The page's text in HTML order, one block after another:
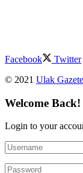
Facebook
Twitter
© 2021 Ulak
Welcome Back!
Login to your